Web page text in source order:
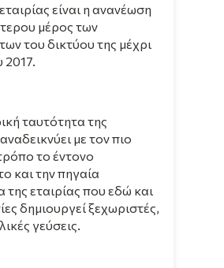
είναι η ανανέωση
μέρος των
του δικτύου της μέχρι
2017.
ταυτότητα της
αναδεικνύει με τον πιο
το έντονο
και την πηγαία
της εταιρίας που εδώ και
δημιουργεί ξεχωριστές,
γεύσεις.